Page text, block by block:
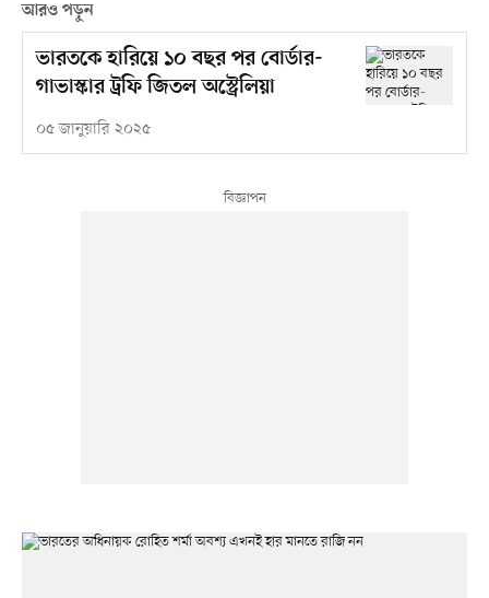
আরও পড়ুন
ভারতকে হারিয়ে ১০ বছর পর বোর্ডার-
গাভাস্কার ট্রফি জিতল অস্ট্রেলিয়া
০৫ জানুয়ারি ২০২৫